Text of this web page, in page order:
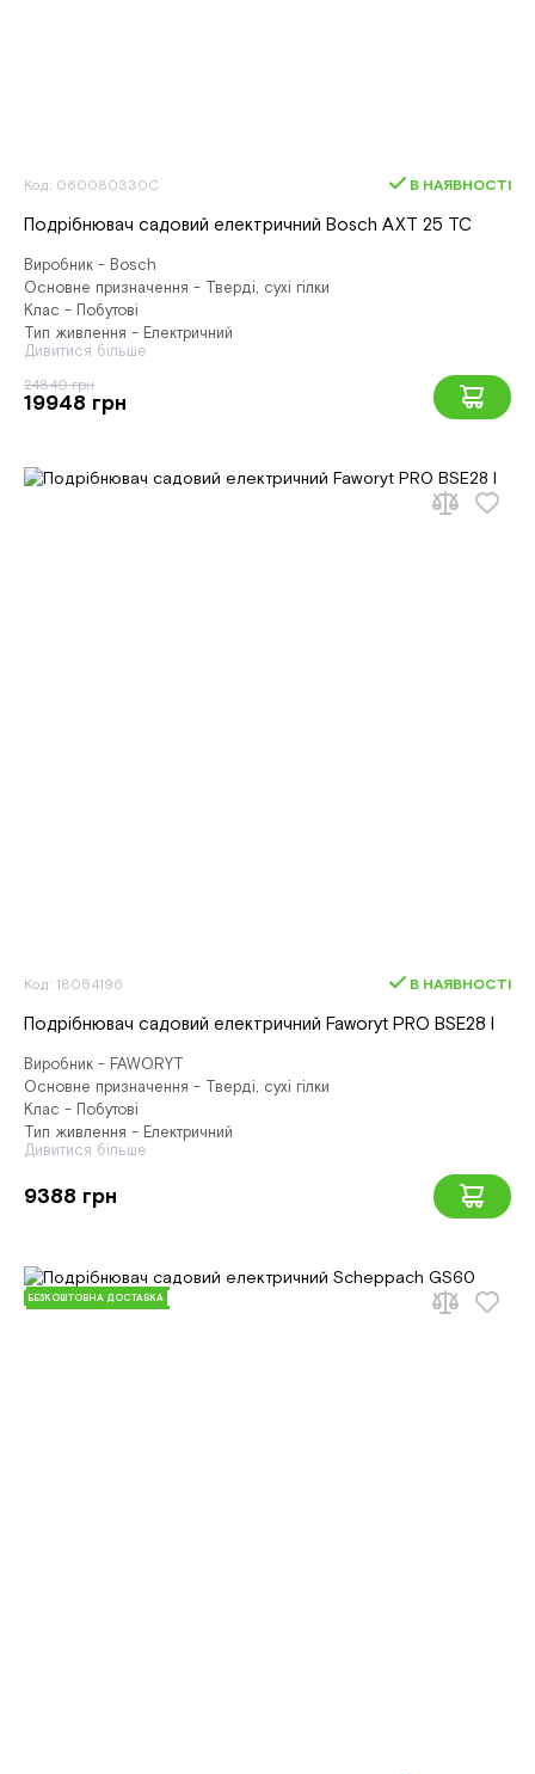
Код: 060080330C В НАЯВНОСТІ
Подрібнювач садовий електричний Bosch AXT 25 TC
Виробник - Bosch
Основне призначення - Тверді, сухі гілки
Клас - Побутові
Тип живлення - Електричний
Дивитися більше
24840 грн
19948 грн
Код: 18054196 В НАЯВНОСТІ
Подрібнювач садовий електричний Faworyt PRO BSE28 I
Виробник - FAWORYT
Основне призначення - Тверді, сухі гілки
Клас - Побутові
Тип живлення - Електричний
Дивитися більше
9388 грн
БЕЗКОШТОВНА ДОСТАВКА